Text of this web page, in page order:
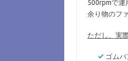
500rpmで運
余り物のフ
ただし、実
ゴム